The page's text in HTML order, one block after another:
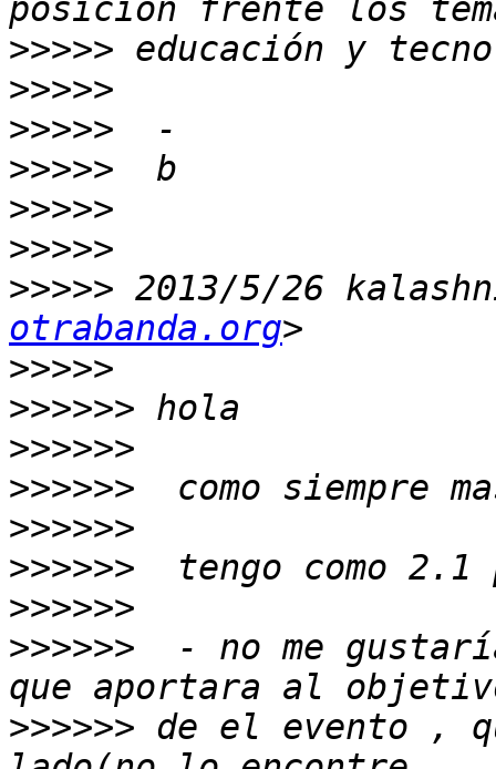
>>>>>
>>>>>
>>>>>
>>>>>
>>>>>
>>>>>
>>>>> 2013/5/26
otrabanda.org
>>>>>
>>>>>>
>>>>>>
>>>>>>
>>>>>>
>>>>>>
>>>>>>
>>>>>>
- no me
>>>>>> de el evento ,